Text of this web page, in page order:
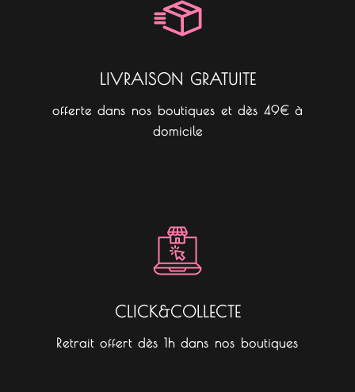
a
m
LIVRAISON GRATUITE
offerte dans nos boutiques et dès 49€ à
domicile
CLICK&COLLECTE
Retrait offert dès 1h dans nos boutiques